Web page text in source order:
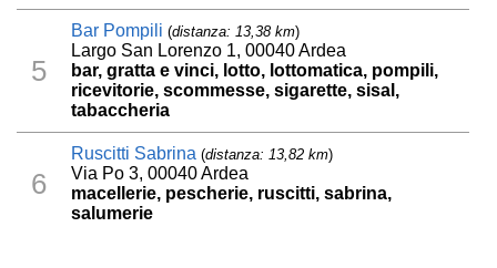
5
Bar Pompili (distanza: 13,38 km)
Largo San Lorenzo 1, 00040 Ardea
bar, gratta e vinci, lotto, lottomatica, pompili,
ricevitorie, scommesse, sigarette, sisal,
tabaccheria
6
Ruscitti Sabrina (distanza: 13,82 km)
Via Po 3, 00040 Ardea
macellerie, pescherie, ruscitti, sabrina,
salumerie